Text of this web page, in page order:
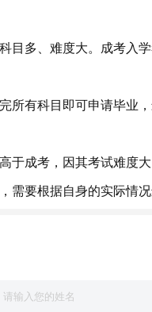
目多、难度大。成考入
所有科目即可申请毕业
于成考，因其考试难度
需要根据自身的实际情